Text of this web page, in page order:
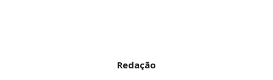
Redação